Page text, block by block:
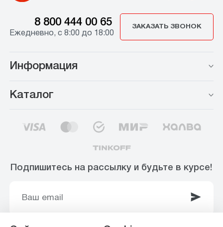
8 800 444 00 65
Ежедневно, с 8:00 до 18:00
ЗАКАЗАТЬ ЗВОНОК
Информация
Каталог
Подпишитесь на рассылку и будьте в курсе!